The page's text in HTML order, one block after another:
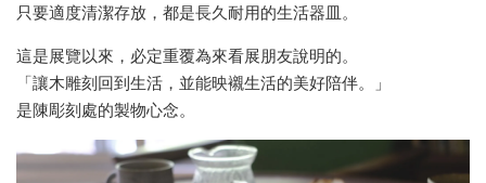
只要適度清潔存放，都是長久耐用的生活器皿。
這是展覽以來，必定重覆為來看展朋友說明的。
「讓木雕刻回到生活，並能映襯生活的美好陪伴。」
是陳彫刻處的製物心念。